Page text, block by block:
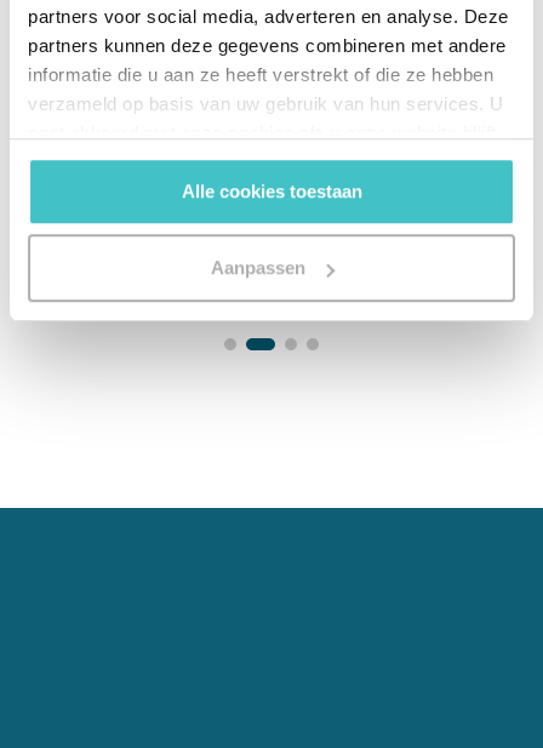
partners voor social media, adverteren en analyse. Deze
partners kunnen deze gegevens combineren met andere
informatie die u aan ze heeft verstrekt of die ze hebben
verzameld op basis van uw gebruik van hun services. U
gebruiken.
Alle cookies toestaan
Aanpassen
Financials
Vergelijk bedrijven wereldwijd op basis van één
gestandaardiseerde set met financiële
gegevens.
> Meer weten